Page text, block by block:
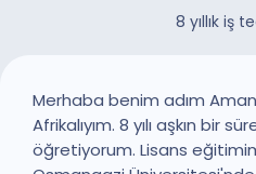
8 yıllık iş
Merhaba benim adım
Afrikalıyım. 8 yılı aşkın bir
öğretiyorum. Lisans